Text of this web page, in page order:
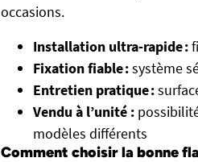
occasions.
Installation ultra-rapide :
Fixation fiable :système
Entretien pratique :
Vendu à l’unité :
modèles différents
Comment choisir la bonne